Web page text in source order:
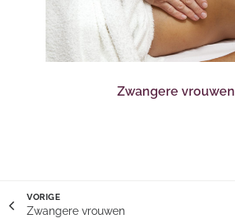
Zwangere vrouwen
VORIGE
Zwangere vrouwen